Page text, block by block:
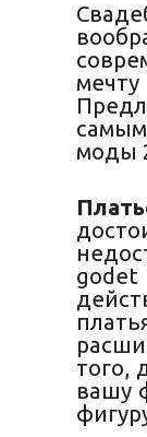
моды
того,
вашу